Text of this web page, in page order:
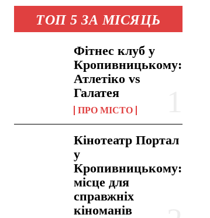
ТОП 5 ЗА МІСЯЦЬ
Фітнес клуб у
Кропивницькому:
Атлетіко vs
Галатея
ПРО МІСТО
Кінотеатр Портал
у
Кропивницькому:
місце для
справжніх
кіноманів